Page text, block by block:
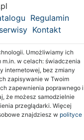
Regulamin
Kontakt
Umożliwiamy ich
w celach: świadczenia
internetowej, bez zmiany
zapisywanie w Twoim
zapewnienia poprawnego i
że możesz samodzielnie
przeglądarki. Więcej
znajdziesz w polityce